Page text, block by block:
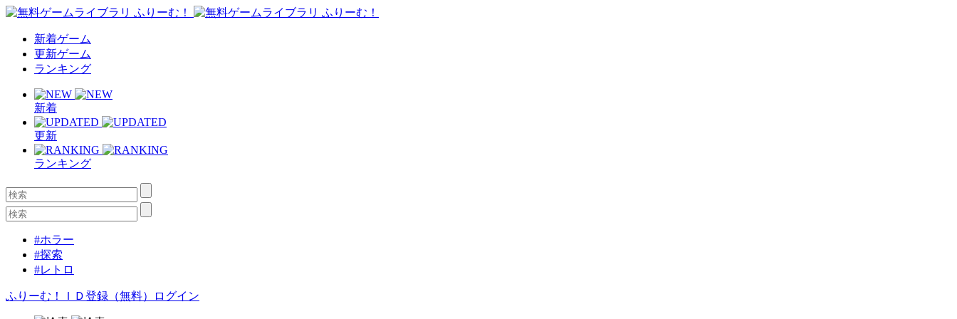
新着ゲーム
更新ゲーム
ランキング
新着
更新
ランキング
#ホラー
#探索
#レトロ
ふりーむ！ＩＤ登録（無料） ログイン